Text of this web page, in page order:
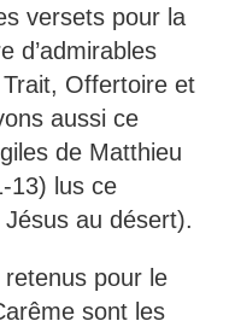
versets pour la
d’admirables
Offertoire et
aussi ce
de Matthieu
13) lus ce
au désert).
pour le
sont les